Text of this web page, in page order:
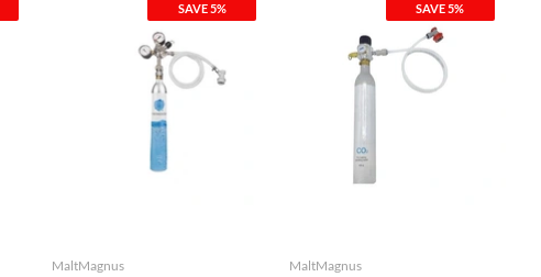
SAVE 5%
MaltMagnus
SAVE 5%
MaltMagnus